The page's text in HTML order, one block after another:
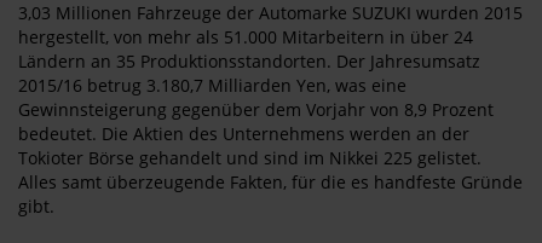
3,03 Millionen Fahrzeuge der Automarke SUZUKI wurden 2015
hergestellt, von mehr als 51.000 Mitarbeitern in über 24
Ländern an 35 Produktionsstandorten. Der Jahresumsatz
2015/16 betrug 3.180,7 Milliarden Yen, was eine
Gewinnsteigerung gegenüber dem Vorjahr von 8,9 Prozent
bedeutet. Die Aktien des Unternehmens werden an der
Tokioter Börse gehandelt und sind im Nikkei 225 gelistet.
Alles samt überzeugende Fakten, für die es handfeste Gründe
gibt.